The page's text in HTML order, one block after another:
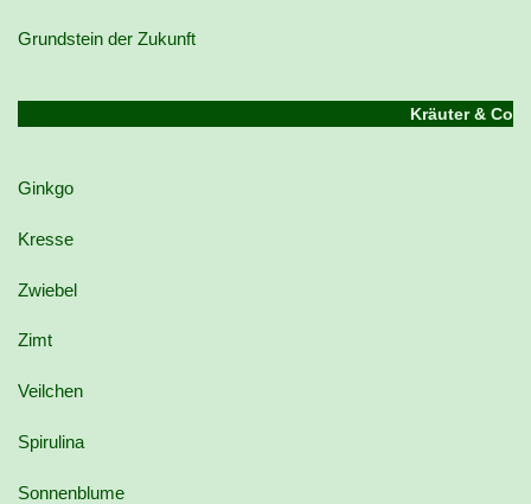
Grundstein der Zukunft
Kräuter & Co
Ginkgo
Kresse
Zwiebel
Zimt
Veilchen
Spirulina
Sonnenblume